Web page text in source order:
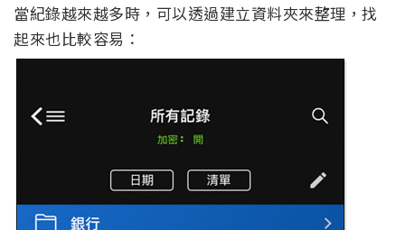
當紀錄越來越多時，可以透過建立資料夾來整理，找
起來也比較容易：